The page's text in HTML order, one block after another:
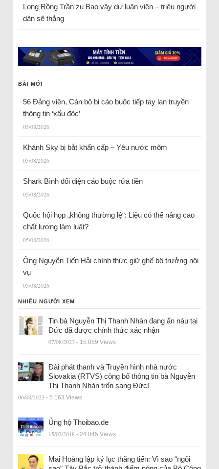
Long Rồng Trầnzu Bao vây dư luận viên – triệu người
dân sẽ thắng
BÀI MỚI
56 Đảng viên, Cán bộ bị cáo buộc tiếp tay lan truyền
thông tin ‘xấu độc’
05/08/2026
Khánh Sky bị bắt khẩn cấp – Yêu nước mõm
05/08/2026
Shark Bình đối diện cáo buộc rửa tiền
05/08/2026
Quốc hội họp „không thường lệ“: Liệu có thể nâng cao
chất lượng làm luật?
05/08/2026
Ông Nguyễn Tiến Hải chính thức giữ ghế bộ trưởng nội
vụ
05/08/2026
NHIỀU NGƯỜI XEM
Tin bà Nguyễn Thị Thanh Nhàn đang ẩn náu tại
Đức đã được chính thức xác nhận
07/08/2023 - 15.059 Views
Đài phát thanh và Truyền hình nhà nước
Slovakia (RTVS) công bố thông tin bà Nguyễn
Thị Thanh Nhàn trốn sang Đức!
06/08/2023 - 5.163 Views
Ủng hộ Thoibao.de
15/02/2018 - 24.045 Views
Mai Hoàng lập kỷ lục thăng tiến: Vì sao “ngôi